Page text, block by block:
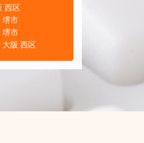
西区
堺市
堺市
大阪 西区